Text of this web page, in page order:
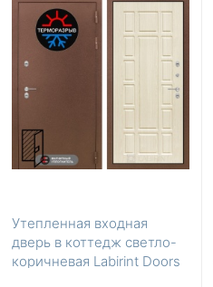
Утепленная входная
дверь в коттедж светло-
коричневая Labirint Doors